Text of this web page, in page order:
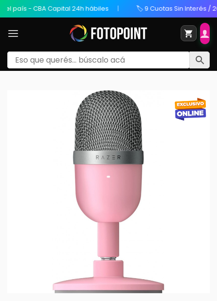
país - CBA Capital 24h hábiles 🏷️ 9 Cuotas Sin Interés /